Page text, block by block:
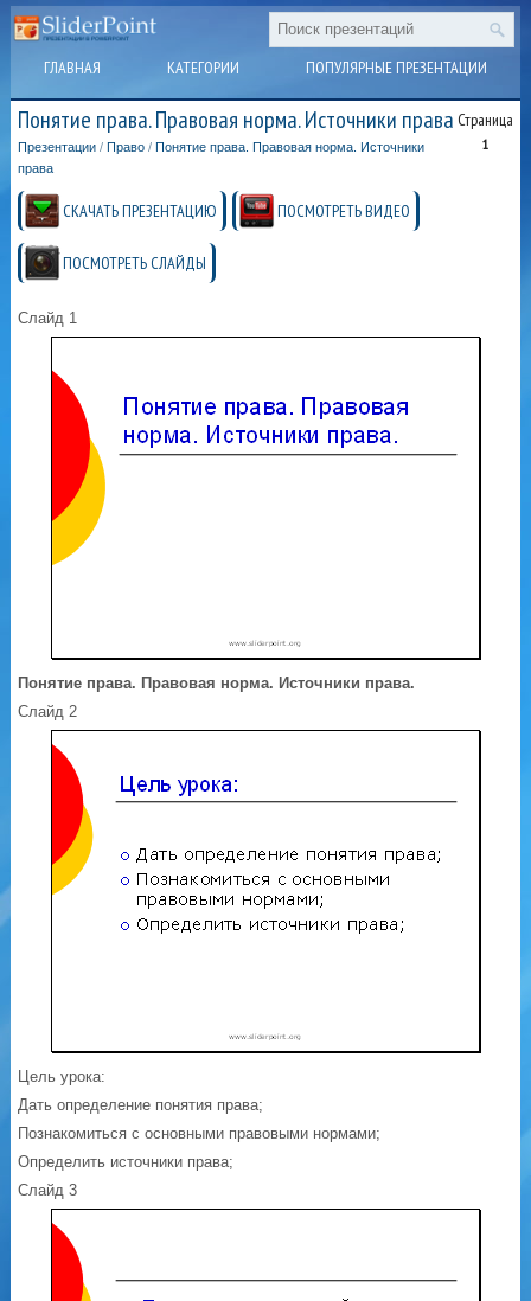
ГЛАВНАЯ КАТЕГОРИИ ПОПУЛЯРНЫЕ ПРЕЗЕНТАЦИИ
Понятие права. Правовая норма. Источники права Страница
1
Презентации / Право / Понятие права. Правовая норма. Источники
права
СКАЧАТЬ ПРЕЗЕНТАЦИЮ ПОСМОТРЕТЬ ВИДЕО
ПОСМОТРЕТЬ СЛАЙДЫ
Слайд 1
Понятие права. Правовая норма. Источники права.
Слайд 2
Цель урока:
Дать определение понятия права;
Познакомиться с основными правовыми нормами;
Определить источники права;
Слайд 3